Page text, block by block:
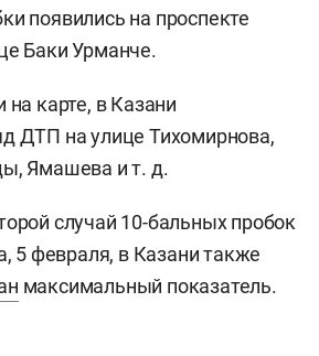
появились на проспекте
Баки Урманче.
на карте, в Казани
ДТП на улице Тихомирнова,
Ямашева и т. д.
случай 10-бальных пробок
5 февраля, в Казани также
максимальный показатель.